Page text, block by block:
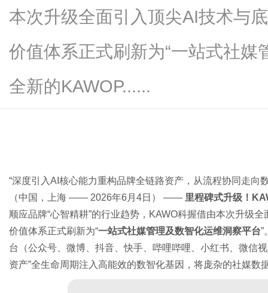
本次升级全面引入顶尖AI技术与
价值体系正式刷新为“一站式社媒
全新的KAWOP......
“深度引入AI核心能力重构品牌全链路资产，从流程协同走向
（中国，上海 —— 2026年6月4日） —— 里程碑式升级！
顺应品牌“心智精耕”的行业趋势，KAWO科握借由本次升级
价值体系正式刷新为“一站式社媒管理及数智化运维洞察平台”
台（公众号、微博、抖音、快手、哔哩哔哩、小红书、微信
资产”全生命周期注入高能效的数智化基因，将庞杂的社媒数